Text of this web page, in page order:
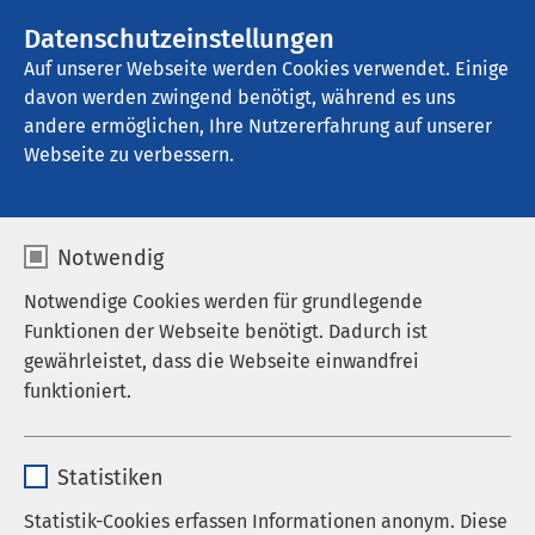
Datenschutzeinstellungen
Auf unserer Webseite werden Cookies verwendet. Einige
davon werden zwingend benötigt, während es uns
andere ermöglichen, Ihre Nutzererfahrung auf unserer
Webseite zu verbessern.
Notwendig
Notwendige Cookies werden für grundlegende
Funktionen der Webseite benötigt. Dadurch ist
gewährleistet, dass die Webseite einwandfrei
funktioniert.
Anbieter sgalinski
Statistiken
Statistik-Cookies erfassen Informationen anonym. Diese
AMEOS Reha Zentrum Oberhausen
Ergebnisse Ihrer Suche
Nutzen Sie dieses Feld, um Ihre Suche zu